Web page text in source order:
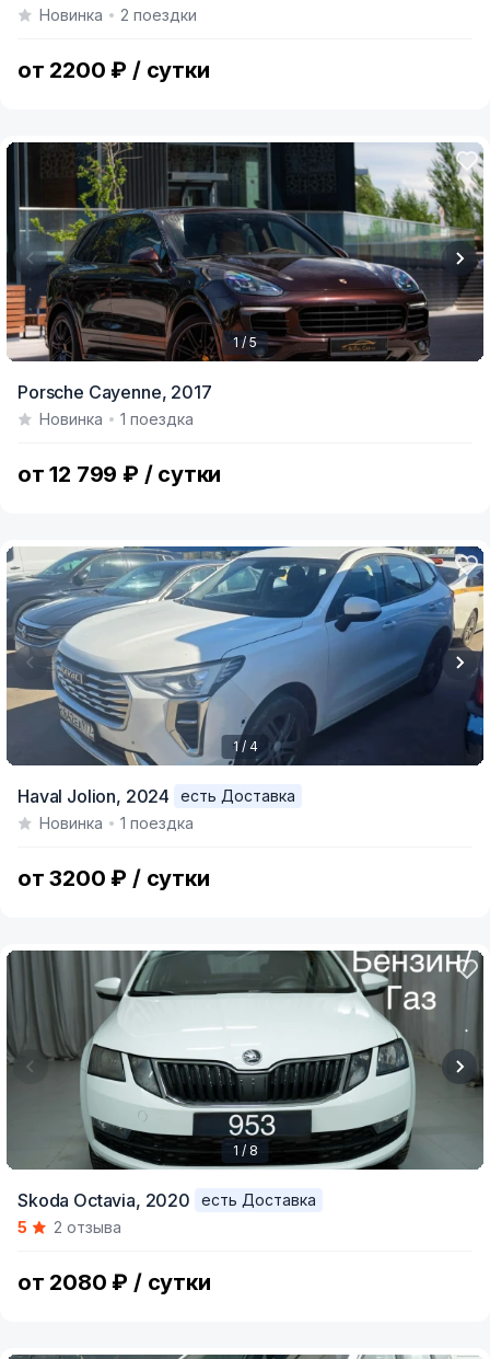
of
Новинка
2 поездки
от 2200 ₽ / сутки
of
1 / 5
Porsche Cayenne, 2017
Новинка 1 поездка
от 12 799 ₽ / сутки
of
1 / 4
Haval Jolion, 2024
есть Доставка
Новинка
1 поездка
от 3200 ₽ / сутки
of
1 / 8
Skoda Octavia, 2020
есть Доставка
5
2 отзыва
от 2080 ₽ / сутки